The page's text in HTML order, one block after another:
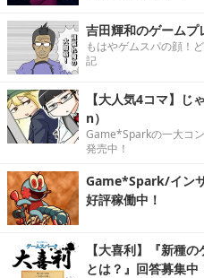
吉田輝和のゲームプ
もはやゲムスパの顔！
記
【大人気4コマ】
n）
Game*Sparkの一大コ
発売中！
Game*Spark/イン
好評稼働中！
【大喜利】『新種
とは？』回答募集中